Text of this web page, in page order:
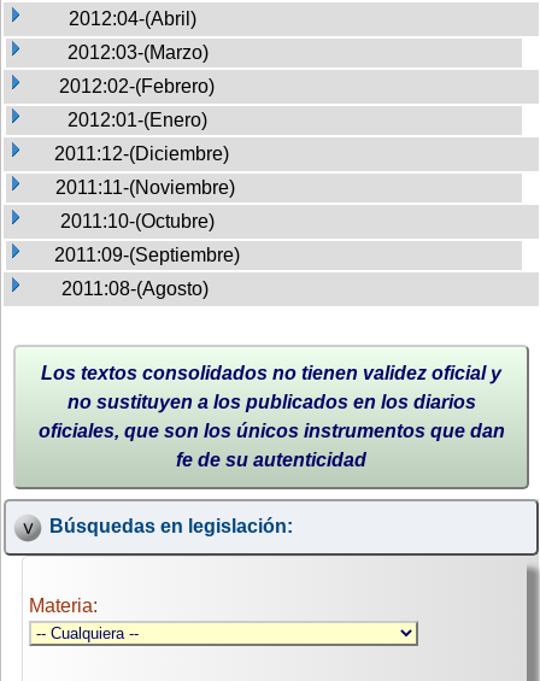
2012:04-(Abril)
2012:03-(Marzo)
2012:02-(Febrero)
2012:01-(Enero)
2011:12-(Diciembre)
2011:11-(Noviembre)
2011:10-(Octubre)
2011:09-(Septiembre)
2011:08-(Agosto)
Los textos consolidados no tienen validez oficial y
no sustituyen a los publicados en los diarios
oficiales, que son los únicos instrumentos que dan
fe de su autenticidad
Búsquedas en legislación:
Materia: